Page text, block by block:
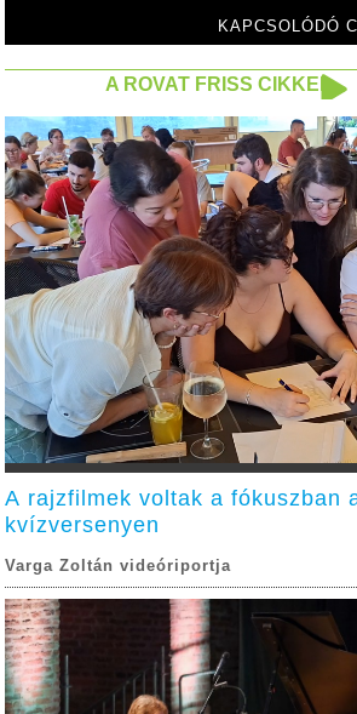
KAPCSOLÓDÓ
A ROVAT FRISS CIKKEI
A rajzfilmek voltak a fókuszban
kvízversenyen
Varga Zoltán videóriportja